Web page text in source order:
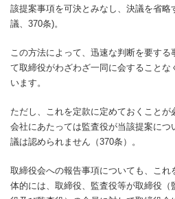
該提案事項を可決とみなし、決議を省略
議、370条)。
この方法によって、迅速な判断を要す
て取締役がわざわざ一同に会することな
います。
ただし、これを定款に定めておくこと
会社にあたっては監査役が当該提案に
議は認められません（370条）。
取締役会への報告事項についても、こ
体的には、取締役、監査役等が取締役